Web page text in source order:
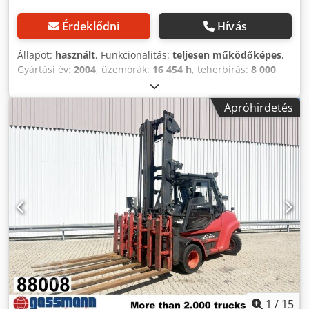
Érdeklődni Hívás
Állapot: használt, Funkcionalitás: teljesen működőképes,
Gyártási év: 2004, üzemórák: 16 454 h, teherbírás: 8 000
4 100 mm
oszlop típusa:simplex, építési magasság:3 170 mm,
115 kW (156,36 LE), villakeret szélessége:
2 000 mm, villa hossza: 2 000 mm, saját tömeg:
, hajtástípus:Diesel, építési
, Dízel targoncá Teher súlypont: 600
Villa szélesség: 150 mm Villa vastagság: 60 mm ISO osztály:
ISO osztály 4 = 5.000 - 10.000 kg Oszlop típus: Standard
Váltó: Hidrosztatikus Sebesség osztály: 20 Állapot:
Felújított, garancia nélkül Műszaki állapot: nagyon jó
Crodpex Nkwfsfx Anujf Első abroncsok típusa:
Szuperelasztikus Első abroncsok mérete: 8.25-15 Hátsó
abroncsok típusa: Szuperelasztikus Hátsó abroncsok
mérete: 300-15 Leírás: leolvasott üzemóra, megtekintés
egyeztetéssel, szállítás lehetséges További kérdések esetén
telefonon. Oldalmozgató, 3. szelep, 4. szelep, hátsó
Apróhirdetés
1 / 15